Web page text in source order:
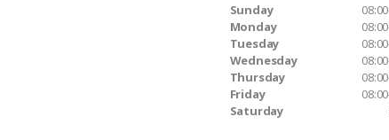
Sunday
Monday
Tuesday
Wednesday
Thursday
Friday
Saturday